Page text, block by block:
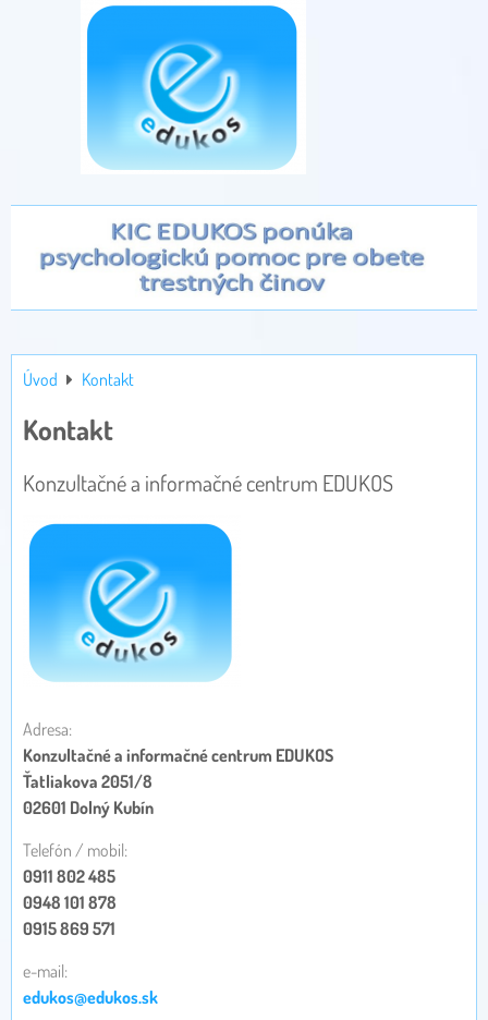
Úvod Kontakt
Kontakt
Konzultačné a informačné centrum EDUKOS
Adresa:
Konzultačné a informačné centrum EDUKOS
Ťatliakova 2051/8
02601 Dolný Kubín
Telefón / mobil:
0911 802 485
0948 101 878
0915 869 571
e-mail:
edukos@edukos.sk